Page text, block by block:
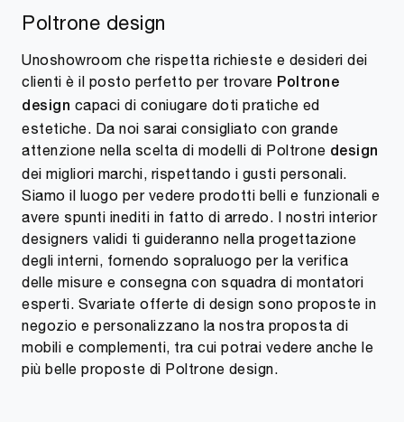
Poltrone design
Unoshowroom che rispetta richieste e desideri dei
clienti è il posto perfetto per trovare Poltrone
design capaci di coniugare doti pratiche ed
estetiche. Da noi sarai consigliato con grande
attenzione nella scelta di modelli di Poltrone design
dei migliori marchi, rispettando i gusti personali.
Siamo il luogo per vedere prodotti belli e funzionali e
avere spunti inediti in fatto di arredo. I nostri interior
designers validi ti guideranno nella progettazione
degli interni, fornendo sopraluogo per la verifica
delle misure e consegna con squadra di montatori
esperti. Svariate offerte di design sono proposte in
negozio e personalizzano la nostra proposta di
mobili e complementi, tra cui potrai vedere anche le
più belle proposte di Poltrone design.